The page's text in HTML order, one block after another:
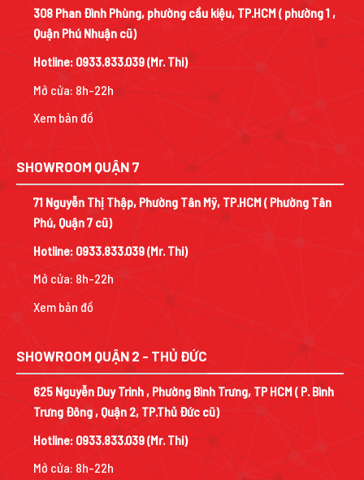
308 Phan Đình Phùng, phường cầu kiệu, TP.HCM ( phường 1 ,
Quận Phú Nhuận cũ)
Hotline: 0933.833.039(Mr. Thi)
Mở cửa: 8h-22h
Xem bản đồ
SHOWROOM QUẬN 7
71 Nguyễn Thị Thập, Phường Tân Mỹ, TP.HCM ( Phường Tân
Phú, Quận 7 cũ)
Hotline: 0933.833.039(Mr. Thi)
Mở cửa: 8h-22h
Xem bản đồ
SHOWROOM QUẬN 2 - THỦ ĐỨC
625 Nguyễn Duy Trinh , Phường Bình Trưng, TP HCM ( P. Bình
Trưng Đông , Quận 2, TP.Thủ Đức cũ)
Hotline: 0933.833.039(Mr. Thi)
Mở cửa: 8h-22h